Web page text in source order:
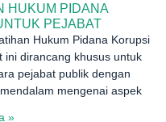
HUKUM PIDANA
PEJABAT
Hukum Pidana Korupsi
ini dirancang khusus untuk
pejabat publik dengan
mengenai aspek
»